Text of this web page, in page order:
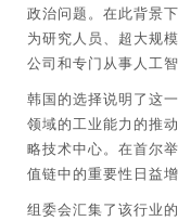
政治问题。在此背景
为研究人员、超大规
公司和专门从事人工
韩国的选择说明了这
领域的工业能力的推
略技术中心。在首尔
值链中的重要性日益增
组委会汇集了该行业